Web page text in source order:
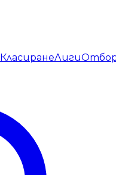
КласиранеЛиги